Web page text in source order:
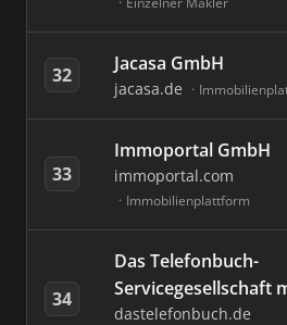
32 Jacasa GmbH
jacasa.de
33
Immoportal GmbH
immoportal.com
Immobilienplattform
34
Das Telefonbuch-
Servicegesellschaft
dastelefonbuch.de